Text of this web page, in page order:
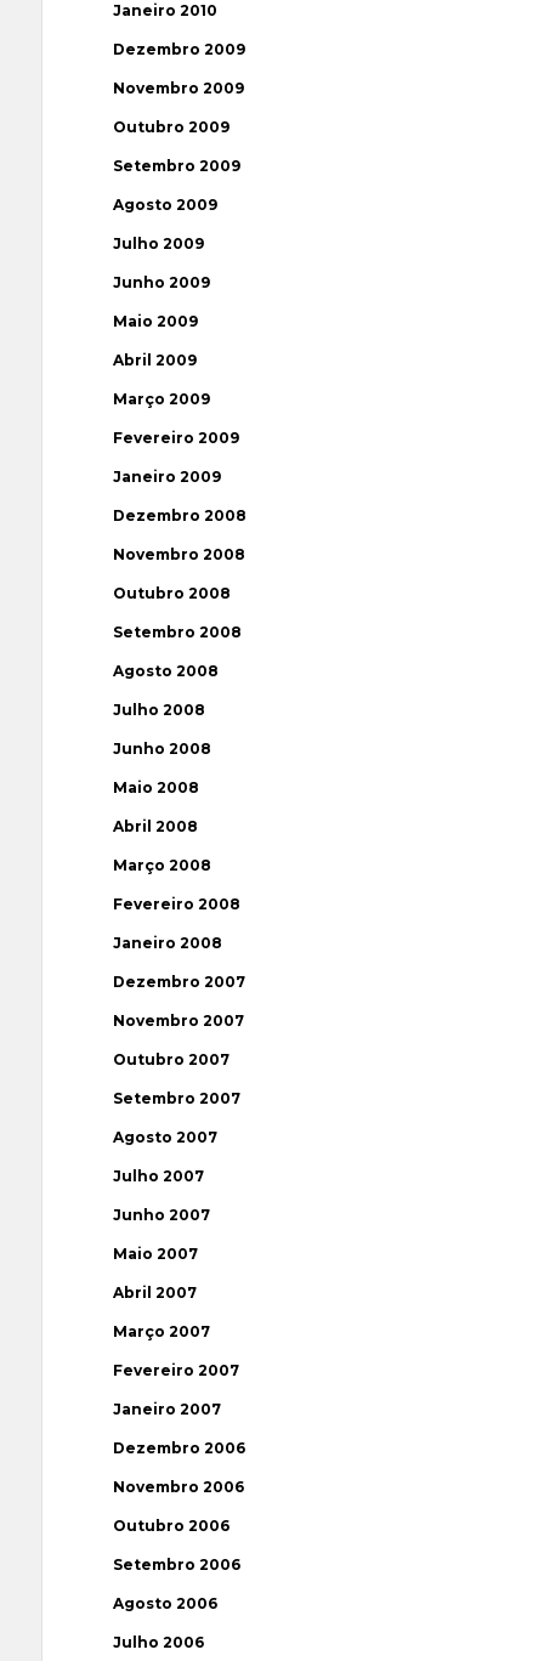
Janeiro 2010
Dezembro 2009
Novembro 2009
Outubro 2009
Setembro 2009
Agosto 2009
Julho 2009
Junho 2009
Maio 2009
Abril 2009
Março 2009
Fevereiro 2009
Janeiro 2009
Dezembro 2008
Novembro 2008
Outubro 2008
Setembro 2008
Agosto 2008
Julho 2008
Junho 2008
Maio 2008
Abril 2008
Março 2008
Fevereiro 2008
Janeiro 2008
Dezembro 2007
Novembro 2007
Outubro 2007
Setembro 2007
Agosto 2007
Julho 2007
Junho 2007
Maio 2007
Abril 2007
Março 2007
Fevereiro 2007
Janeiro 2007
Dezembro 2006
Novembro 2006
Outubro 2006
Setembro 2006
Agosto 2006
Julho 2006